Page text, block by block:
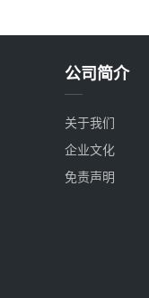
公司简介
关于我们
企业文化
免责声明